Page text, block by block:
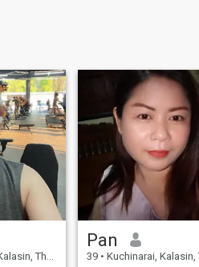
Thailand
Pan
39 • Kuchinarai, Kalasin,